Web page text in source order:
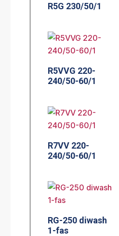
R5G 230/50/1
R5VVG 220-
240/50-60/1
R7VV 220-
240/50-60/1
RG-250 diwash
1-fas